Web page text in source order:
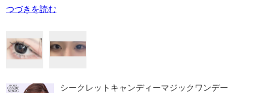
つづきを読む
シークレットキャンディーマジックワンデー